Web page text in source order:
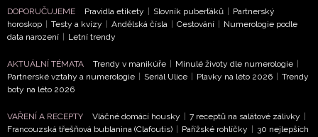
DOPORUČUJEME Pravidla etikety | Slovník puberťáků | Partnerský
horoskop | Testy a kvízy | Andělská čísla | Cestování | Numerologie podle
data narození | Letní trendy
AKTUÁLNÍ TÉMATA Trendy v manikúře | Minulé životy dle numerologie |
Partnerské vztahy a numerologie | Seriál Ulice | Plavky na léto 2026 | Trendy
boty na léto 2026
VAŘENÍ A RECEPTY Vláčné domácí housky | 7 receptů na salátové zálivky |
Francouzská třešňová bublanina (Clafoutis) | Pařížské rohlíčky | 30 nejlepších